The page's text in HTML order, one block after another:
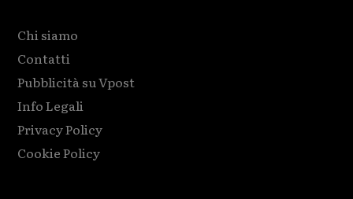
Chi siamo
Contatti
Pubblicità su Vpost
Info Legali
Privacy Policy
Cookie Policy